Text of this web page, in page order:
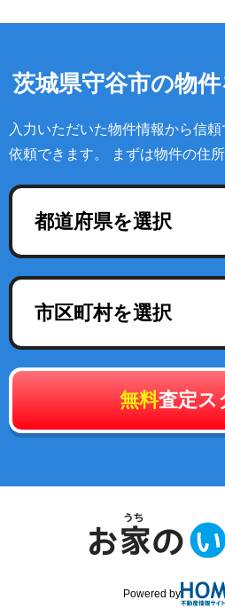
茨城県守谷市の物件
入力いただいた物件情報から信
依頼できます。 まずは物件の住
都道府県を選択
市区町村を選択
無料査定ス
Powered by